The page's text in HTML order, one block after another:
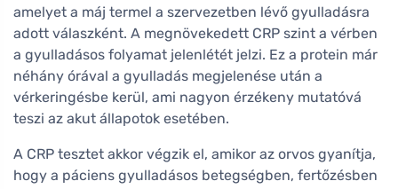
amelyet a máj termel a szervezetben lévő gyulladásra
adott válaszként. A megnövekedett CRP szint a vérben
a gyulladásos folyamat jelenlétét jelzi. Ez a protein már
néhány órával a gyulladás megjelenése után a
vérkeringésbe kerül, ami nagyon érzékeny mutatóvá
teszi az akut állapotok esetében.
A CRP tesztet akkor végzik el, amikor az orvos gyanítja,
hogy a páciens gyulladásos betegségben, fertőzésben